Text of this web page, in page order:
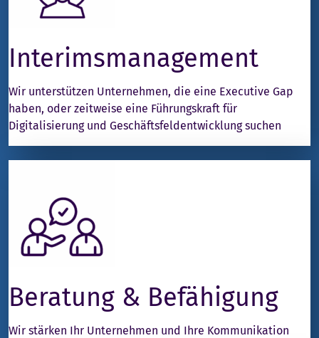
Interimsmanagement
Wir unterstützen Unternehmen, die eine Executive Gap
haben, oder zeitweise eine Führungskraft für
Digitalisierung und Geschäftsfeldentwicklung suchen
Beratung & Befähigung
Wir stärken Ihr Unternehmen und Ihre Kommunikation